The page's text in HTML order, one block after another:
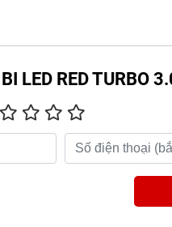
LED RED TURBO